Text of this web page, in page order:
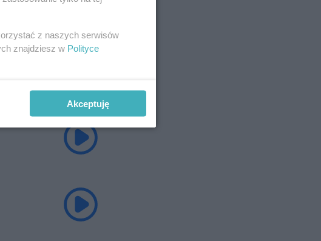
z naszych serwisów
znajdziesz w Polityce
Akceptuję